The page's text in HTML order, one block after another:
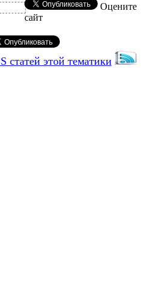
Оцените
сайт
статей этой тематики